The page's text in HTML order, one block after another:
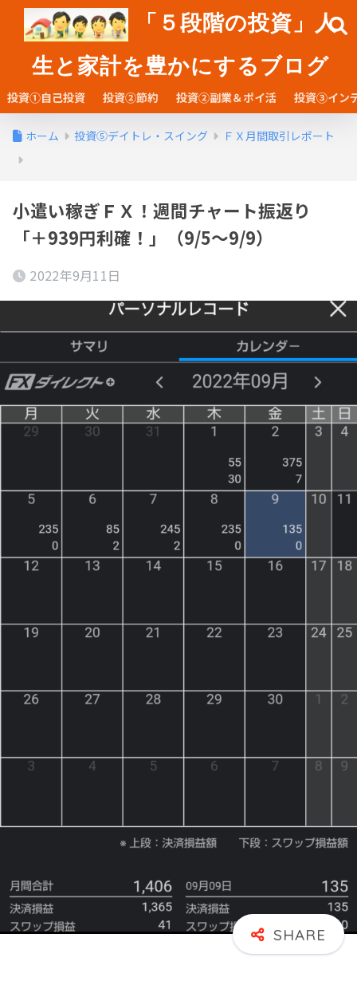
「５段階の投資」人
生と家計を豊かにするブログ
投資①自己投資 投資②節約 投資②副業＆ポイ活 投資③イン
ホーム 投資⑤デイトレ・スイング ＦＸ月間取引レポート
小遣い稼ぎＦＸ！週間チャート振返り
「＋939円利確！」（9/5～9/9）
2022年9月11日